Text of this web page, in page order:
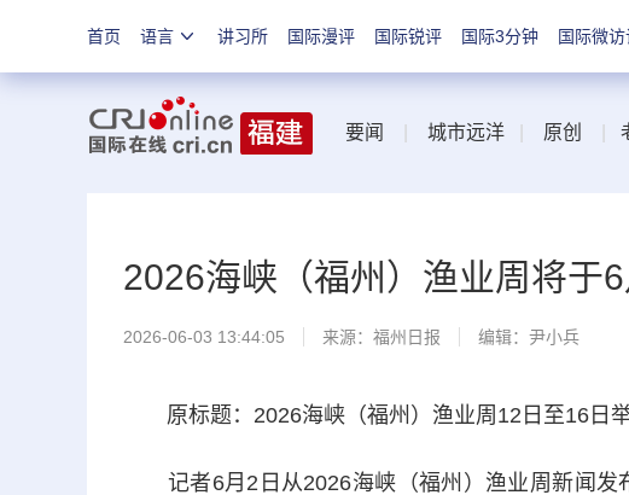
首页 语言 讲习所 国际漫评 国际锐评 国际3分钟 国际微访
要闻 城市远洋 原创
2026海峡（福州）渔业周将于
2026-06-03 13:44:05 来源： 福州日报 编辑：尹小兵
原标题：2026海峡（福州）渔业周12日至16日
记者6月2日从2026海峡（福州）渔业周新闻发